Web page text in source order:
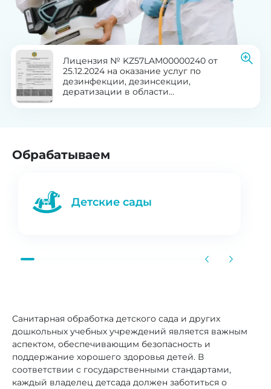
Лицензия № KZ57LAM00000240 от
25.12.2024 на оказание услуг по
дезинфекции, дезинсекции,
дератизации в области
Обрабатываем
Детские сады
Санитарная обработка детского сада и других
дошкольных учебных учреждений является важным
аспектом, обеспечивающим безопасность и
поддержание хорошего здоровья детей. В
соответствии с государственными стандартами,
каждый владелец детсада должен заботиться о